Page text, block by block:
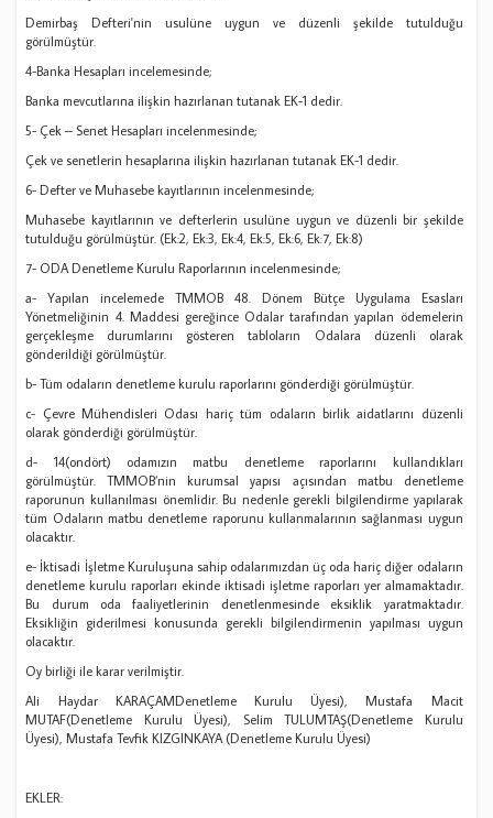
Demirbaş Defteri'nin usulüne uygun ve düzenli şekilde tutulduğu
görülmüştür.
4-Banka Hesapları incelemesinde;
Banka mevcutlarına ilişkin hazırlanan tutanak EK-1 dedir.
5- Çek – Senet Hesapları incelenmesinde;
Çek ve senetlerin hesaplarına ilişkin hazırlanan tutanak EK-1 dedir.
6- Defter ve Muhasebe kayıtlarının incelenmesinde;
Muhasebe kayıtlarının ve defterlerin usulüne uygun ve düzenli bir şekilde
tutulduğu görülmüştür. (Ek:2, Ek:3, Ek:4, Ek:5, Ek:6, Ek:7, Ek:8)
7- ODA Denetleme Kurulu Raporlarının incelenmesinde;
a- Yapılan incelemede TMMOB 48. Dönem Bütçe Uygulama Esasları
Yönetmeliğinin 4. Maddesi gereğince Odalar tarafından yapılan ödemelerin
gerçekleşme durumlarını gösteren tabloların Odalara düzenli olarak
gönderildiği görülmüştür.
b- Tüm odaların denetleme kurulu raporlarını gönderdiği görülmüştür.
c- Çevre Mühendisleri Odası hariç tüm odaların birlik aidatlarını düzenli
olarak gönderdiği görülmüştür.
d- 14(ondört) odamızın matbu denetleme raporlarını kullandıkları
görülmüştür. TMMOB’nin kurumsal yapısı açısından matbu denetleme
raporunun kullanılması önemlidir. Bu nedenle gerekli bilgilendirme yapılarak
tüm Odaların matbu denetleme raporunu kullanmalarının sağlanması uygun
olacaktır.
e- İktisadi İşletme Kuruluşuna sahip odalarımızdan üç oda hariç diğer odaların
denetleme kurulu raporları ekinde iktisadi işletme raporları yer almamaktadır.
Bu durum oda faaliyetlerinin denetlenmesinde eksiklik yaratmaktadır.
Eksikliğin giderilmesi konusunda gerekli bilgilendirmenin yapılması uygun
olacaktır.
Oy birliği ile karar verilmiştir.
Ali Haydar KARAÇAMDenetleme Kurulu Üyesi), Mustafa Macit
MUTAF(Denetleme Kurulu Üyesi), Selim TULUMTAŞ(Denetleme Kurulu
Üyesi), Mustafa Tevfik KIZGINKAYA (Denetleme Kurulu Üyesi)
EKLER: